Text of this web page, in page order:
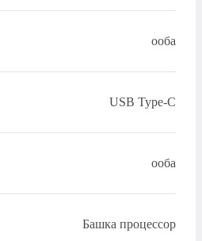
ооба
USB Type-C
ооба
Башка процессор